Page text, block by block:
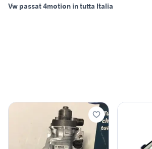
Vw passat 4motion in tutta Italia